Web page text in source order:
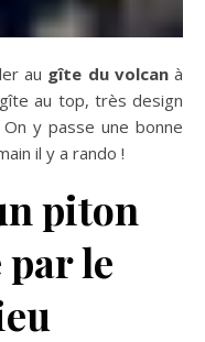
au gîte du volcanà
au top, très design
y passe une bonne
il y a rando !
piton
le